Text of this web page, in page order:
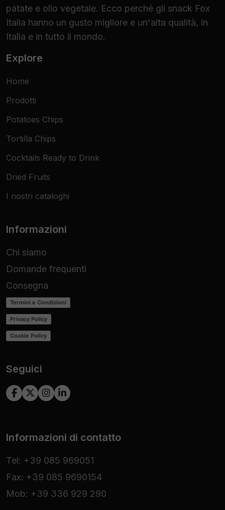
patate e olio vegetale. Ecco perché gli snack Fox
Italia hanno un gusto migliore e un'alta qualità, in
Italia e in tutto il mondo.
Explore
Home
Prodotti
Potatoes Chips
Tortilla Chips
Cocktails Ready to Drink
Dried Fruits
I nostri cataloghi
Informazioni
Chi siamo
Domande frequenti
Consegna
Termini e Condizioni
Privacy Policy
Cookie Policy
Seguici
Informazioni di contatto
Tel: +39 085 969051
Fax: +39 085 9690154
Mob: +39 336 929 290